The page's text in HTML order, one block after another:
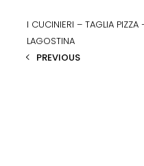
I CUCINIERI – TAGLIA PIZZA
LAGOSTINA
PREVIOUS